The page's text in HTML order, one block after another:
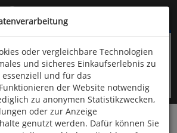
Seite überspringen
oder (06766) 9323-960
Downloads
Zeitschriften
oder vergleichbare Technologien
und sicheres Einkaufserlebnis zu
und für das
der Website notwendig
zu anonymen Statistikzwecken,
oder zur Anzeige
genutzt werden. Dafür können Sie